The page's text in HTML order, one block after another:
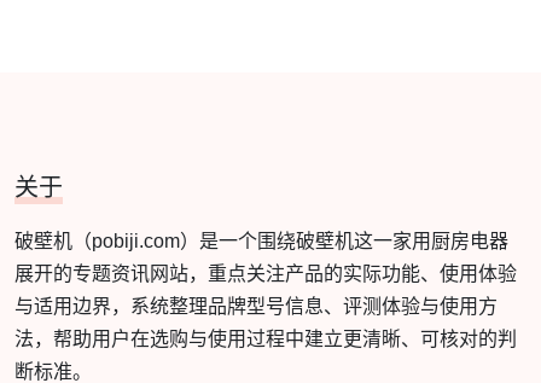
关于
破壁机（pobiji.com）是一个围绕破壁机这一家用厨房电器
展开的专题资讯网站，重点关注产品的实际功能、使用体验
与适用边界，系统整理品牌型号信息、评测体验与使用方
法，帮助用户在选购与使用过程中建立更清晰、可核对的判
断标准。